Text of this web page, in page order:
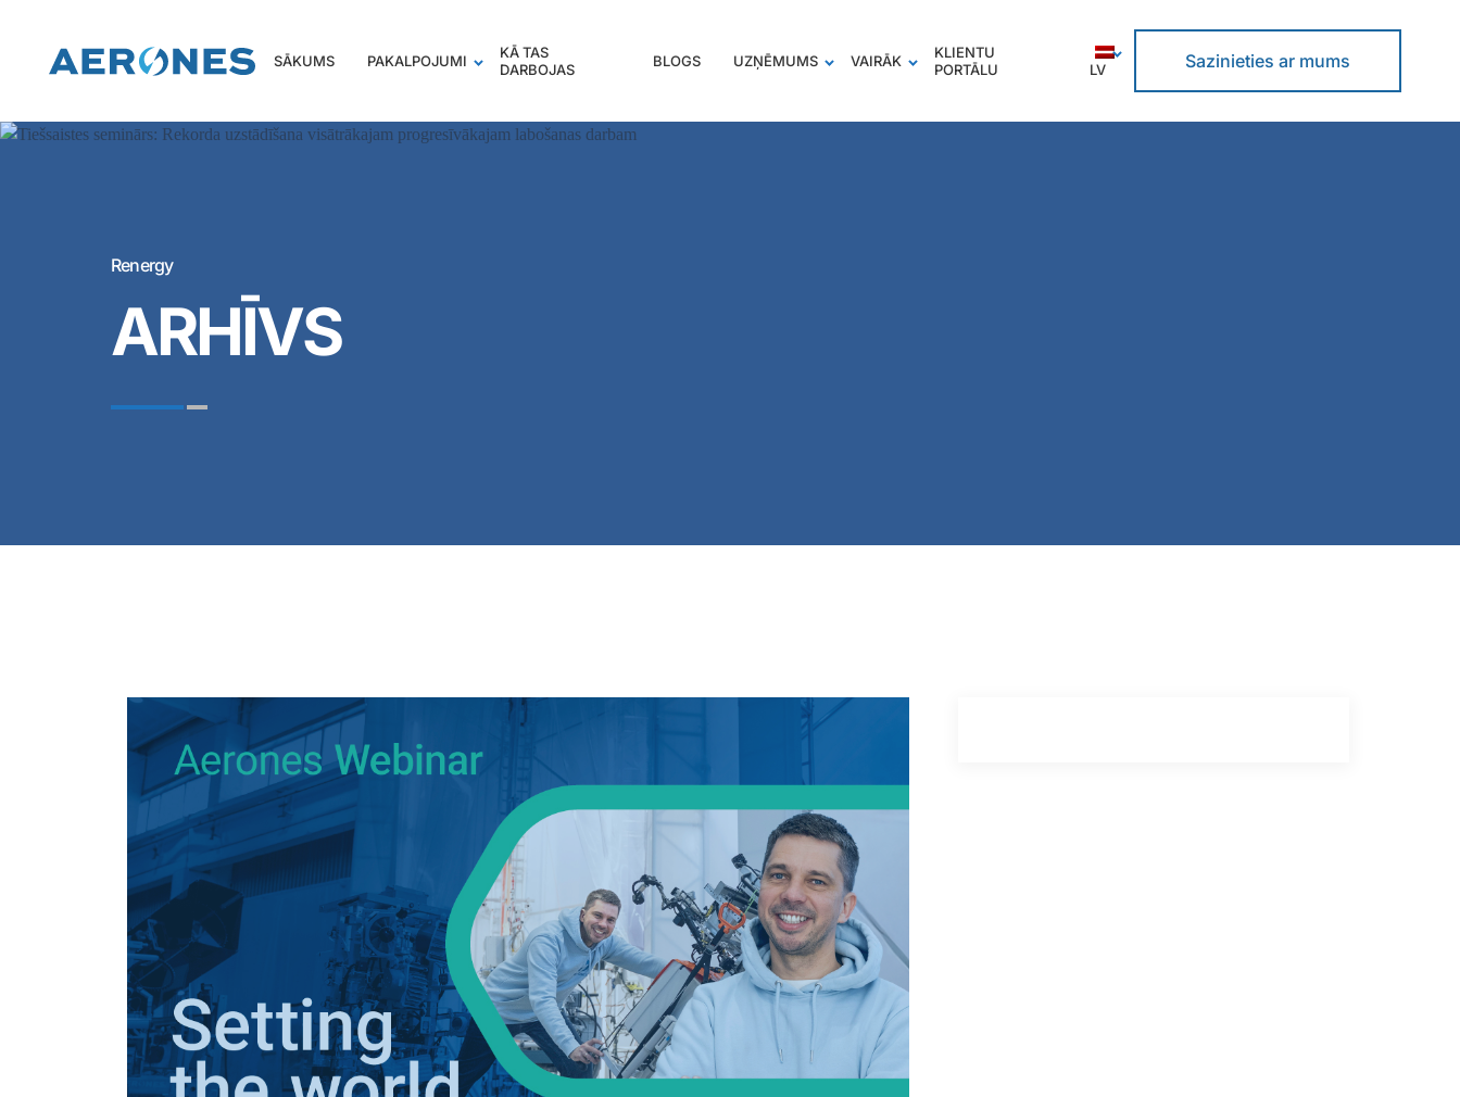
SĀKUMS PAKALPOJUMI
KĀ TAS
DARBOJAS
BLOGS UZŅĒMUMS VAIRĀK
KLIENTU
PORTĀLU
LV Sazinieties ar mums
Renergy
ARHĪVS